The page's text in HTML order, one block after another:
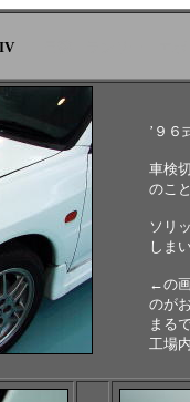
IV
’９６
車検切
のこと
ソリッ
しまい
←の画像
のがお
まるで
工場内